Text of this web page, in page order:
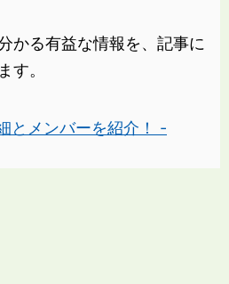
かる有益な情報を、記事に
す。
とメンバーを紹介！ -